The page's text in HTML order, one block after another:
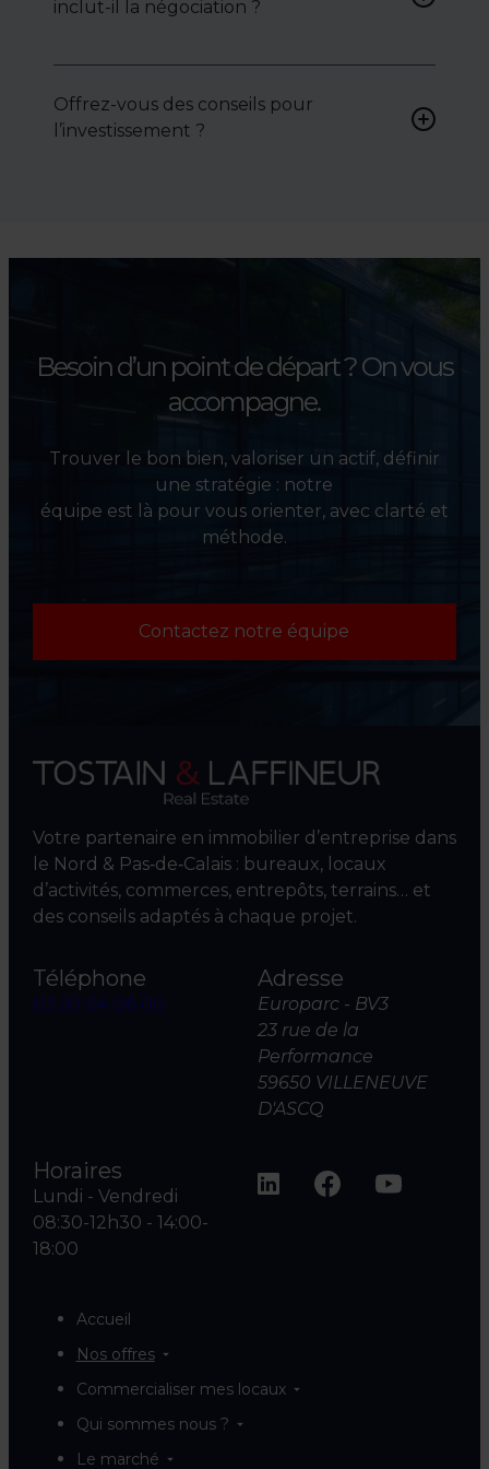
attentes et votre secteur.
inclut-il la négociation ?
négocier le prix, le bail ou les
conditions de vente.
Offrez-vous des conseils pour
l’investissement ?
l’évaluation et la valorisation
Besoin d’un point de départ ?On vous
accompagne.
Trouver le bon bien, valoriser un actif, définir
une stratégie : notre
équipe est là pour vous orienter, avec clarté et
méthode.
Contactez notre équipe
Votre partenaire en immobilier d’entreprise dans
le Nord & Pas‑de‑Calais : bureaux, locaux
d’activités, commerces, entrepôts, terrains… et
des conseils adaptés à chaque projet.
Téléphone
03 20 04 06 00
Adresse
Europarc - BV3
23 rue de la
Performance
59650 VILLENEUVE
D'ASCQ
Horaires
Lundi - Vendredi
08:30-12h30 - 14:00-
18:00
Accueil
Nos offres
Commercialiser mes locaux
Qui sommes nous ?
Le marché